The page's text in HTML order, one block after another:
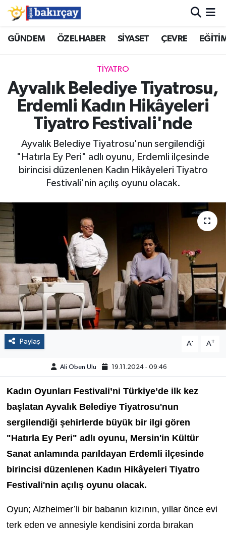
GÜNDEM ÖZELHABER SİYASET ÇEVRE
TİYATRO
Ayvalık Belediye Tiyatrosu,
Erdemli Kadın Hikâyeleri
Tiyatro Festivali'nde
Ayvalık Belediye Tiyatrosu'nun sergilendiği
"Hatırla Ey Peri" adlı oyunu, Erdemli ilçesinde
birincisi düzenlenen Kadın Hikâyeleri Tiyatro
Festivali'nin açılış oyunu olacak.
Paylaş A- A+
Ali Oben Ulu 19.11.2024 - 09:46
Kadın Oyunları Festivali’ni Türkiye’de ilk kez
başlatan Ayvalık Belediye Tiyatrosu'nun
sergilendiği şehirlerde büyük bir ilgi gören
"Hatırla Ey Peri" adlı oyunu, Mersin'in Kültür
Sanat anlamında parıldayan Erdemli ilçesinde
birincisi düzenlenen Kadın Hikâyeleri Tiyatro
Festivali'nin açılış oyunu olacak.
Oyun; Alzheimer’li bir babanın kızının, yıllar önce evi
terk eden ve annesiyle kendisini zorda bırakan
İzmir Nöbetçi Eczaneler
İzmir Hava Durumu
İzmir Namaz Vakitleri
İzmir Trafik Yoğunluk Haritası
Süper Lig Puan Durumu ve Fikstür
Tüm Manşetler